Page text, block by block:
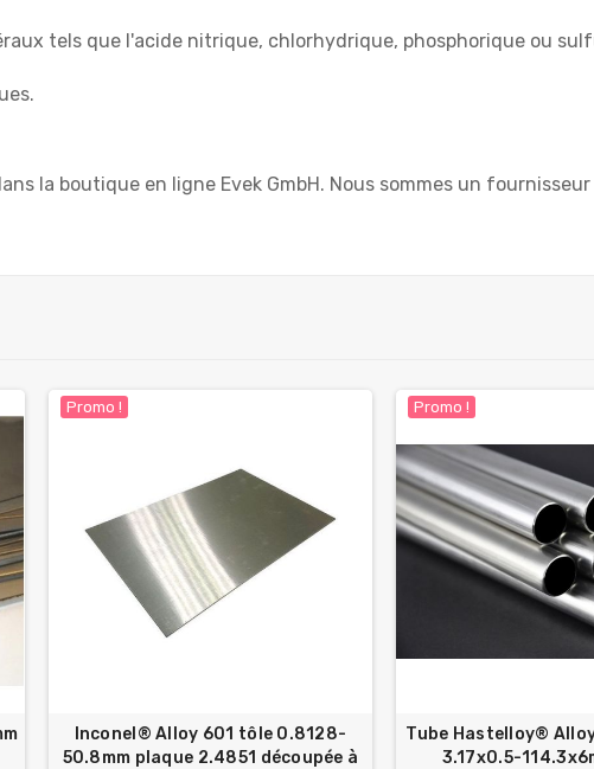
tels que l'acide nitrique, chlorhydrique, phosphorique ou
la boutique en ligne Evek GmbH. Nous sommes un
Promo !
Inconel® Alloy 601 tôle 0.8128-
50.8mm plaque 2.4851 découpée à
Promo !
Tube Hastelloy®
3.17x0.5-